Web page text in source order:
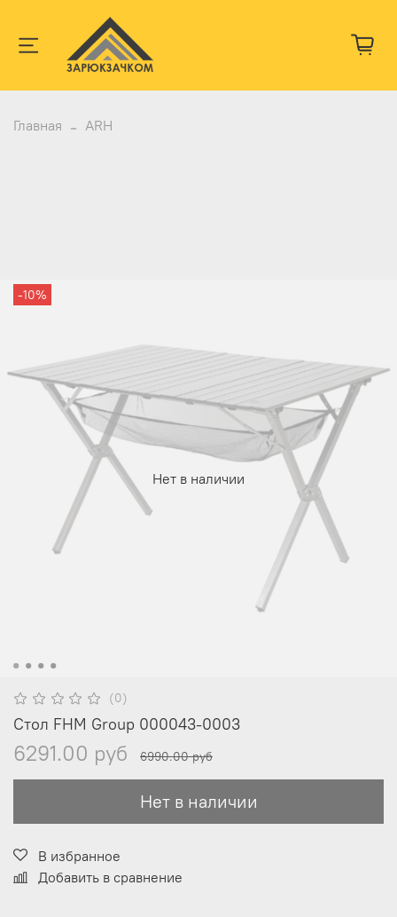
Главная ARH
Нет в наличии
-10%
(0)
Стол FHM Group 000043-0003
6291.00 руб 6990.00 руб
Нет в наличии
В избранное
Добавить в сравнение